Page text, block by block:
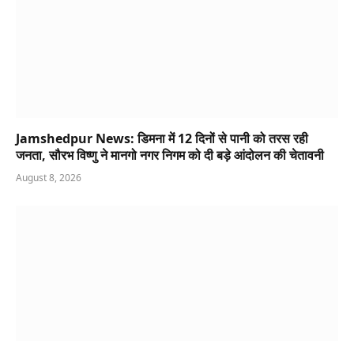
Jamshedpur News: डिमना में 12 दिनों से पानी को तरस रही
जनता, सौरभ विष्णु ने मानगो नगर निगम को दी बड़े आंदोलन की चेतावनी
August 8, 2026